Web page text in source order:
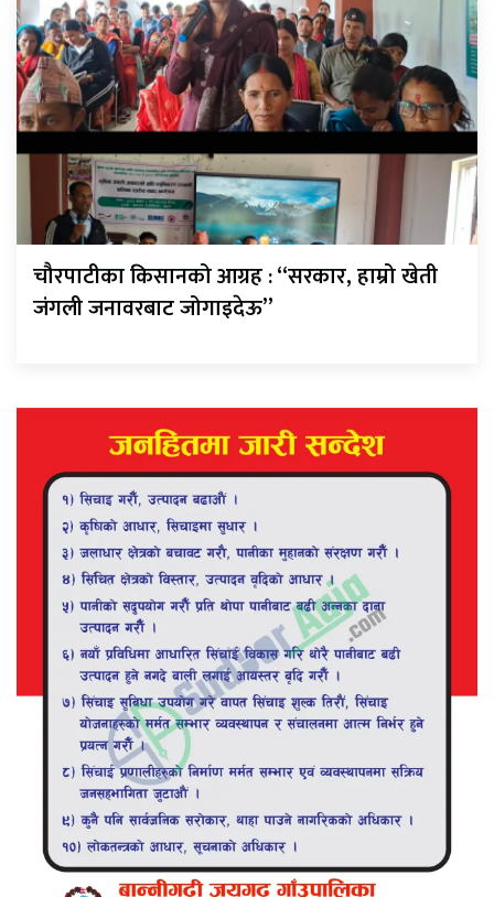
चौरपाटीका किसानको आग्रह : “सरकार, हाम्रो खेती
जंगली जनावरबाट जोगाइदेऊ”